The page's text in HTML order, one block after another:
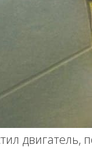
двигатель,